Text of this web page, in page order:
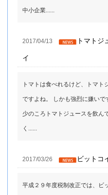
中小企業......
2017/04/13 トマト
イ
トマトは食べれるけど、トマ
ですよね。 しかも強烈に嫌い
少のころトマトジュースを飲ん
く......
2017/03/26 ビットコ
平成２９年度税制改正では、ビ